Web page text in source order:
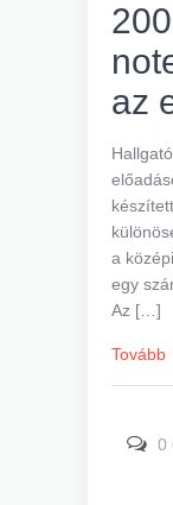
az
a
egy
Az […]
Tovább
0